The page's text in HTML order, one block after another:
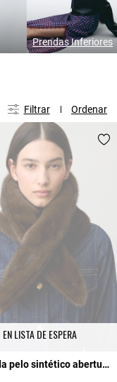
Prendas Inferiores
Filtrar Ordenar
EN LISTA DE ESPERA
Bufanda pelo sintético abertura